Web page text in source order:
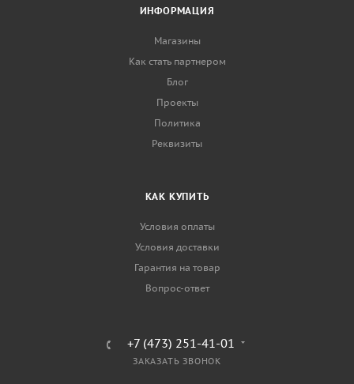
ИНФОРМАЦИЯ
Магазины
Как стать партнером
Блог
Проекты
Политика
Реквизиты
КАК КУПИТЬ
Условия оплаты
Условия доставки
Гарантия на товар
Вопрос-ответ
+7 (473) 251-41-01
ЗАКАЗАТЬ ЗВОНОК